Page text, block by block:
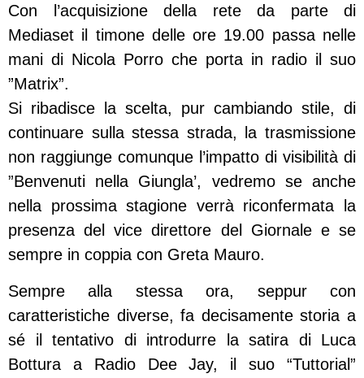
Con l’acquisizione della rete da parte di
Mediaset il timone delle ore 19.00 passa nelle
mani di Nicola Porro che porta in radio il suo
”Matrix”.
Si ribadisce la scelta, pur cambiando stile, di
continuare sulla stessa strada, la trasmissione
non raggiunge comunque l’impatto di visibilità di
”Benvenuti nella Giungla’, vedremo se anche
nella prossima stagione verrà riconfermata la
presenza del vice direttore del Giornale e se
sempre in coppia con Greta Mauro.
Sempre alla stessa ora, seppur con
caratteristiche diverse, fa decisamente storia a
sé il tentativo di introdurre la satira di Luca
Bottura a Radio Dee Jay, il suo “Tuttorial”